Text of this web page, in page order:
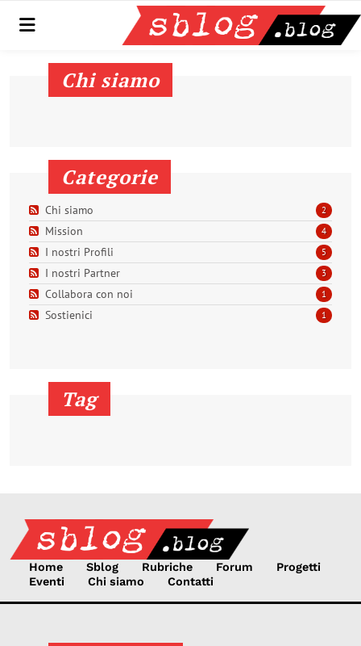
Menu
Chi siamo
Categorie
2
Chi siamo
4
Mission
5
I nostri Profili
3
I nostri Partner
1
Collabora con noi
1
Sostienici
Tag
Home Sblog Rubriche Forum
Progetti
Eventi
Chi siamo Contatti